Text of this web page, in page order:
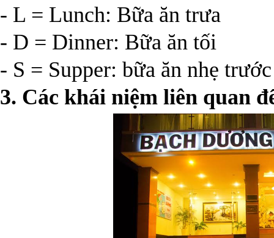
- L = Lunch: Bữa ăn trưa
- D = Dinner: Bữa ăn tối
- S = Supper: bữa ăn nhẹ
3. Các khái niệm liên quan